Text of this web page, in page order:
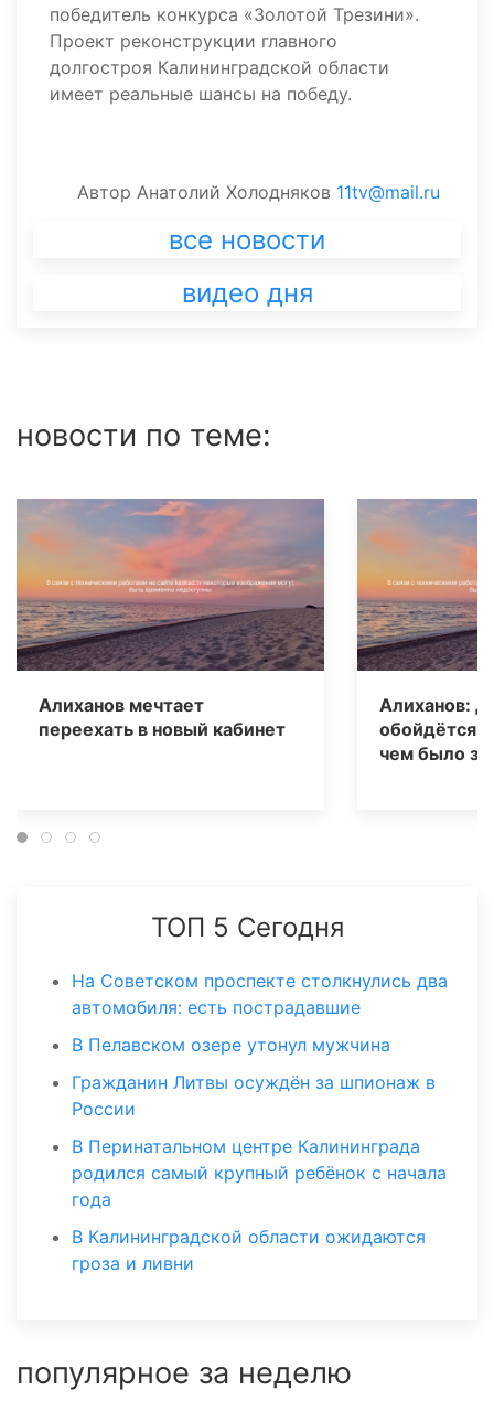
победитель конкурса «Золотой Трезини».
Проект реконструкции главного
долгостроя Калининградской области
имеет реальные шансы на победу.
Автор Анатолий Холодняков 11tv@mail.ru
все новости
видео дня
новости по теме:
Алиханов мечтает
переехать в новый кабинет
Алиханов:
обойдётся
чем было
ТОП 5 Сегодня
На Советском проспекте столкнулись два
автомобиля: есть пострадавшие
В Пелавском озере утонул мужчина
Гражданин Литвы осуждён за шпионаж в
России
В Перинатальном центре Калининграда
родился самый крупный ребёнок с начала
года
В Калининградской области ожидаются
гроза и ливни
популярное за неделю